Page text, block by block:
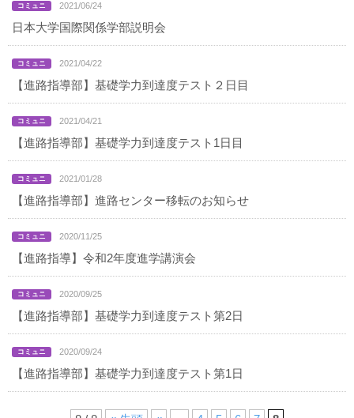
2021/06/24
日本大学国際関係学部説明会
2021/04/22
【進路指導部】基礎学力到達度テスト２日目
2021/04/21
【進路指導部】基礎学力到達度テスト1日目
2021/01/28
【進路指導部】進路センター移転のお知らせ
2020/11/25
【進路指導】令和2年度進学講演会
2020/09/25
【進路指導部】基礎学力到達度テスト第2日
2020/09/24
【進路指導部】基礎学力到達度テスト第1日